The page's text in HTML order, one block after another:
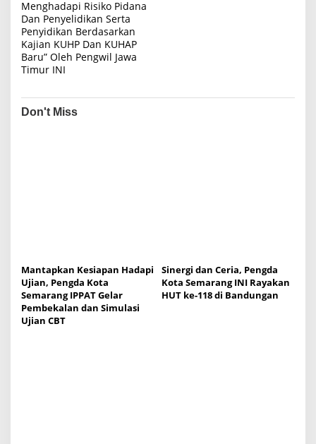
n
a
v
i
a
Menghadapi Risiko Pidana
Dan Penyelidikan Serta
Penyidikan Berdasarkan
Kajian KUHP Dan KUHAP
Baru” Oleh Pengwil Jawa
Timur INI
Don't Miss
Mantapkan Kesiapan Hadapi
Ujian, Pengda Kota
Semarang IPPAT Gelar
Pembekalan dan Simulasi
Ujian CBT
Sinergi dan Ceria, Pengda
Kota Semarang INI Rayakan
HUT ke-118 di Bandungan